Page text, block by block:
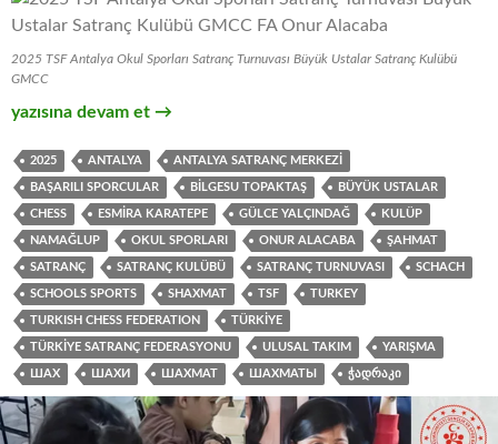
2025 TSF Antalya Okul Sporları Satranç Turnuvası Büyük Ustalar Satranç Kulübü
GMCC
2025 Antalya Okul Sporları Satranç Turnuvası
yazısına devam et →
2025 ANTALYA ANTALYA SATRANÇ MERKEZI
BAŞARILI SPORCULAR BILGESU TOPAKTAŞ BÜYÜK USTALAR
CHESS ESMIRA KARATEPE GÜLCE YALÇINDAĞ KULÜP
NAMAĞLUP OKUL SPORLARI ONUR ALACABA ŞAHMAT
SATRANÇ SATRANÇ KULÜBÜ SATRANÇ TURNUVASI SCHACH
SCHOOLS SPORTS SHAXMAT TSF TURKEY
TURKISH CHESS FEDERATION TÜRKIYE
TÜRKIYE SATRANÇ FEDERASYONU ULUSAL TAKIM YARIŞMA
ШАХ ШАХИ ШАХМАТ ШАХМАТЫ ᲭᲐᲓᲠᲐᲙᲘ